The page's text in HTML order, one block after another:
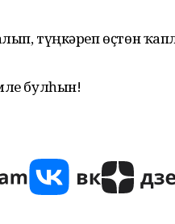
түңкәреп өҫтөн
булһын!